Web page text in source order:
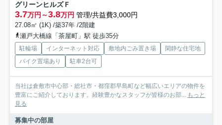
グリーンヒルズＦ
3.7万円～3.8万円 管理/共益費3,000円
27.08㎡ (1K) /築37年 /2階建
瀬戸大橋線「茶屋町」駅 徒歩35分
駐輪場 インターネット対応 敷地内ごみ置き場
閑静な住宅地
バイク置場あり
駐車2台可
当社は倉敷市中心部・総社市・都窪郡早島町など幅広いエリアの物件を
豊富にご紹介しております。経験豊かなスタッフが皆様のお部... もっと
見る
募集中の部屋